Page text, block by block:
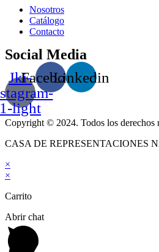
Nosotros
Catálogo
Contacto
Social Media
Jki-
1-light
FacebookLinkedin
Copyright © 2024. Todos los derechos
CASA DE REPRESENTACIONES
×
×
Carrito
Abrir chat